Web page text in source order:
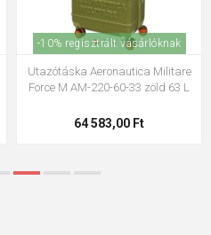
-10% regisztrált vásárlóknak
Utazótáska Aeronautica Militare
Force M AM-220-60-33 zöld 63 L
64 583,00 Ft